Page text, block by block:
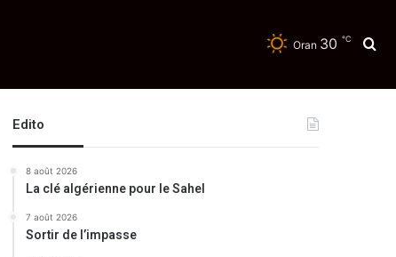
Oran 30 ℃
Edito
8 août 2026
La clé algérienne pour le Sahel
7 août 2026
Sortir de l’impasse